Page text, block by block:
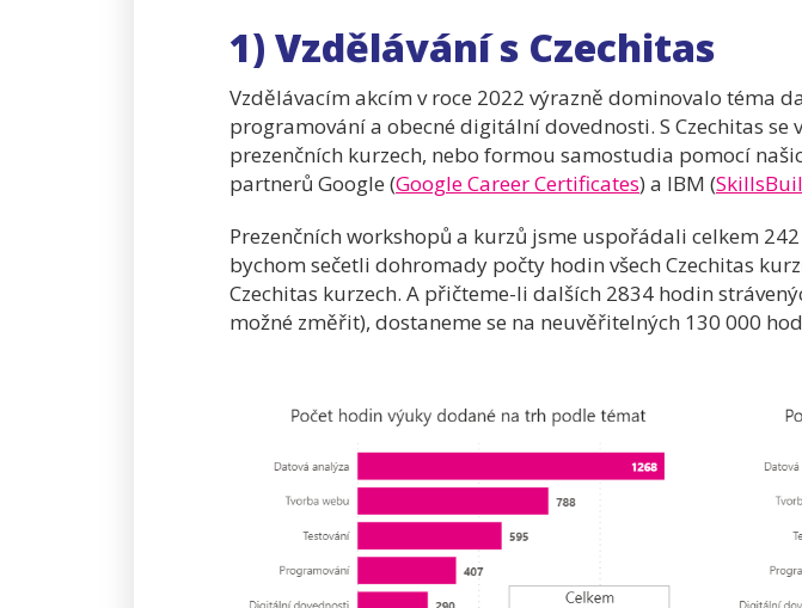
1) Vzdělávání s Czechitas
Vzdělávacím akcím v roce 2022 výrazně dominovalo téma
programování a obecné digitální dovednosti. S Czechitas
prezenčních kurzech, nebo formou samostudia pomocí
partnerů Google (Google Career Certificates) a IBM (
Prezenčních workshopů a kurzů jsme uspořádali celkem
bychom sečetli dohromady počty hodin všech Czechitas
Czechitas kurzech. A přičteme-li dalších 2834 hodin
možné změřit), dostaneme se na neuvěřitelných 130 000